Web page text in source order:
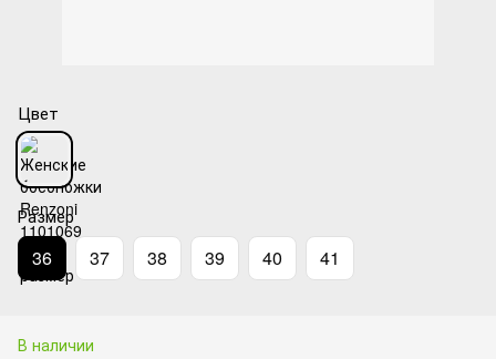
Цвет
Размер
36 37 38 39 40 41
В наличии